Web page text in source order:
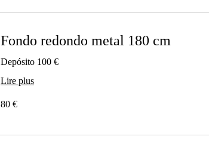
Fondo redondo metal 180 cm
Depósito 100 €
Lire plus
euros
80 €